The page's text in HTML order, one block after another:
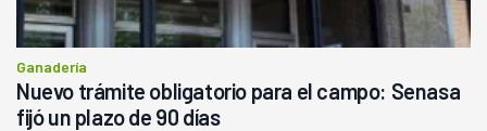
Ganadería
Nuevo trámite obligatorio para el campo: Senasa
fijó un plazo de 90 días